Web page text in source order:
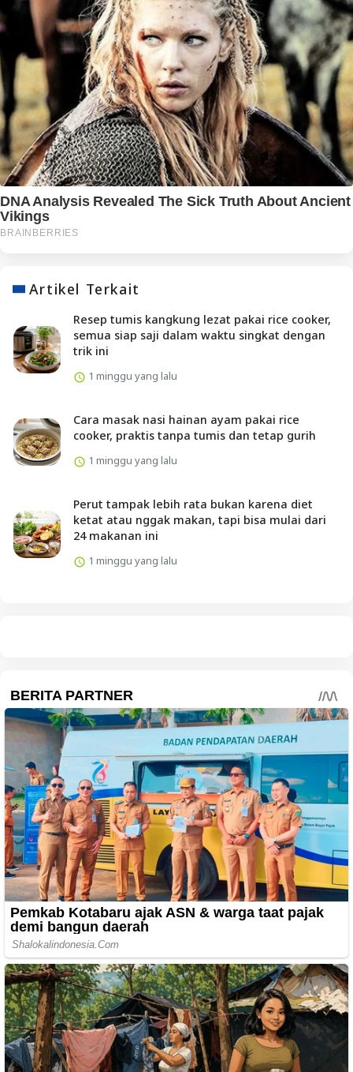
Artikel Terkait
Resep tumis kangkung lezat pakai rice cooker,
semua siap saji dalam waktu singkat dengan
trik ini
1 minggu yang lalu
Cara masak nasi hainan ayam pakai rice
cooker, praktis tanpa tumis dan tetap gurih
1 minggu yang lalu
Perut tampak lebih rata bukan karena diet
ketat atau nggak makan, tapi bisa mulai dari
24 makanan ini
1 minggu yang lalu